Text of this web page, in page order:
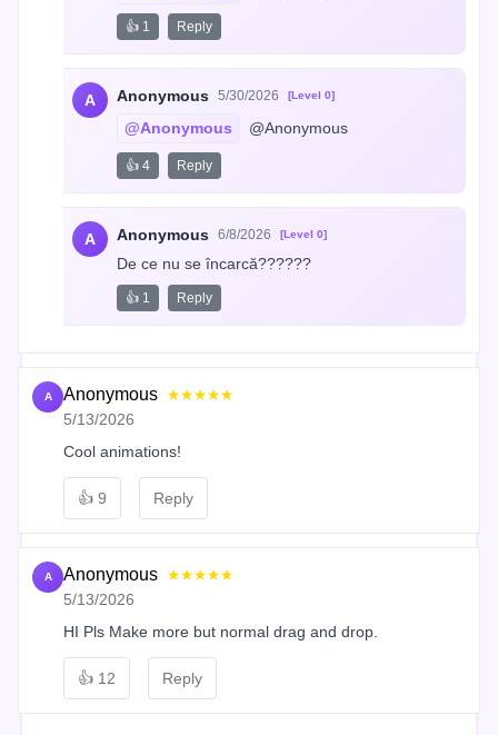
👍 1 Reply
A Anonymous 5/30/2026 [Level 0]
@Anonymous @Anonymous
👍 4 Reply
A Anonymous 6/8/2026 [Level 0]
De ce nu se încarcă??????
👍 1 Reply
A Anonymous ★★★★★
5/13/2026
Cool animations!
👍 9 Reply
A Anonymous ★★★★★
5/13/2026
HI Pls Make more but normal drag and drop.
👍 12 Reply